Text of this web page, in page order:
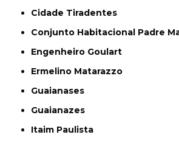
Cidade Tiradentes
Conjunto Habitacional Padre
Engenheiro Goulart
Ermelino Matarazzo
Guaianases
Guaianazes
Itaim Paulista